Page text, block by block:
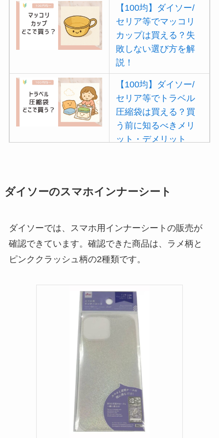
【100均】ダイソー/
セリア等でマッコリ
カップは買える？失
敗しない選び方を解
説！
【100均】ダイソー/
セリア等でトラベル
圧縮袋は買える？買
う前に知るべきメリ
ット・デメリット
セリア等でポイズン
を解説！
【100均】ダイソー/
セリア等でフロアラ
る？選び方＆使い方
を徹底ガイド！
【100均】ダイソー/
セリア等でハンディ
ファンカバーは買え
る？おすすめ素材＆
選び方ガイド！
【100均】ダイソー/
セリア等で帽子クリ
ップは買える？使い
ダイソーのスマホインナーシート
ダイソーでは、スマホ用インナーシートの販売が
確認できています。確認できた商品は、ラメ柄と
ピンククラッシュ柄の2種類です。